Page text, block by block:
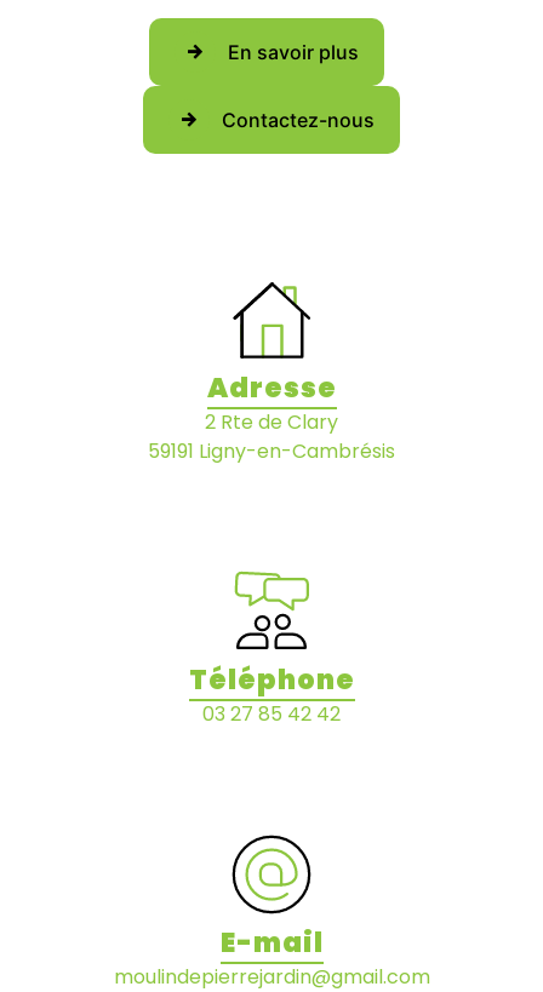
En savoir plus
Contactez-nous
Adresse
2 Rte de Clary
59191 Ligny-en-Cambrésis
Téléphone
03 27 85 42 42
E-mail
moulindepierrejardin@gmail.com